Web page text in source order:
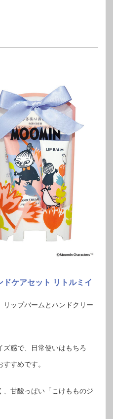
ドケアセット リトルミイ
リップバームとハンドクリー
ズ感で、日常使いはもちろ
すめです。
甘酸っぱい「こけもものジ